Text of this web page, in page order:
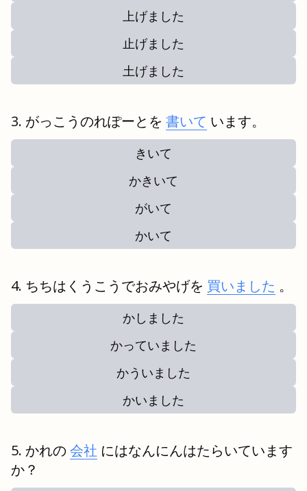
上げました
止げました
土げました
がっこうのれぽーとを 書いて います。
きいて
かきいて
がいて
かいて
ちちはくうこうでおみやげを 買いました 。
かしました
かっていました
かういました
かいました
かれの 会社 にはなんにんはたらいています
か？